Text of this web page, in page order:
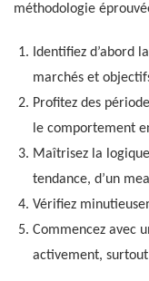
méthodologie
Identifiez d’abord
marchés et
Profitez des
le comportement
Maîtrisez la
tendance, d’un
Vérifiez
Commencez avec
activement,